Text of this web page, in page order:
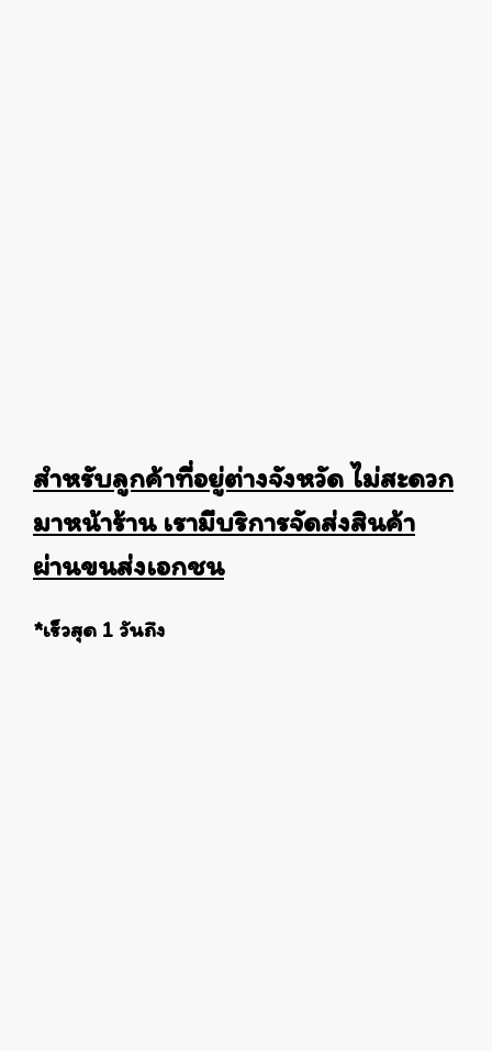
สำหรับลูกค้าที่อยู่ต่างจังหวัด ไม่สะดวก
มาหน้าร้าน เรามีบริการจัดส่งสินค้า
ผ่านขนส่งเอกชน
*เร็วสุด 1 วันถึง